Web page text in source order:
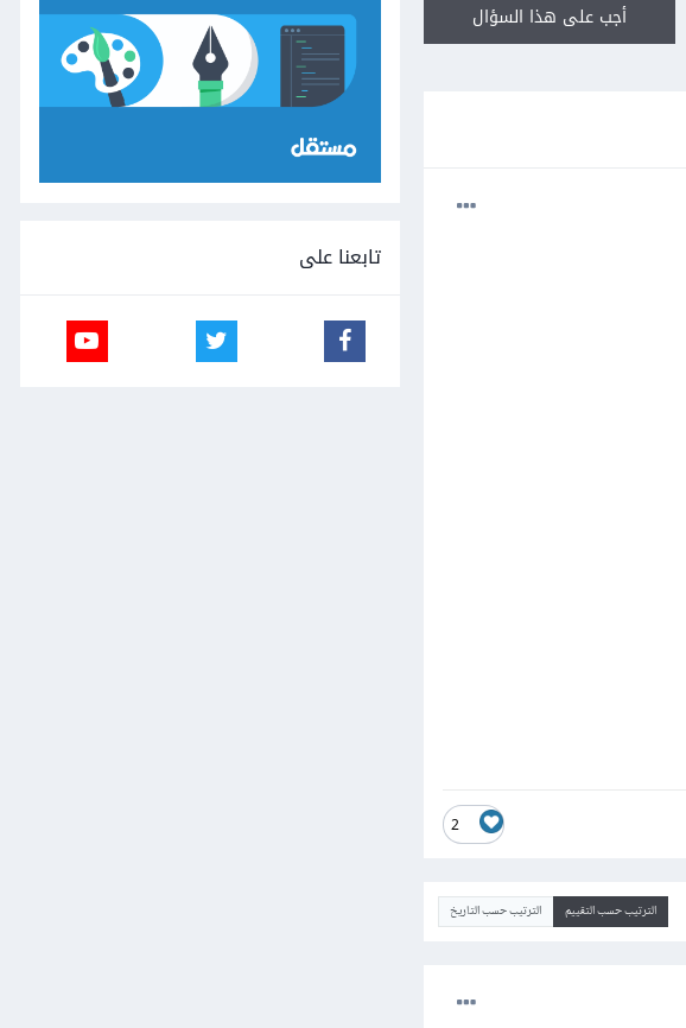
أجب على هذا السؤال
2
الترتيب حسب التقييم الترتيب حسب التاريخ
تابعنا على